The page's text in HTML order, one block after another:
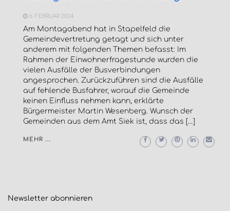
6. FEBRUAR 2024
Am Montagabend hat in Stapelfeld die
Gemeindevertretung getagt und sich unter
anderem mit folgenden Themen befasst: Im
Rahmen der Einwohnerfragestunde wurden die
vielen Ausfälle der Busverbindungen
angesprochen. Zurückzuführen sind die Ausfälle
auf fehlende Busfahrer, worauf die Gemeinde
keinen Einfluss nehmen kann, erklärte
Bürgermeister Martin Wesenberg. Wunsch der
Gemeinden aus dem Amt Siek ist, dass das […]
MEHR ...
Newsletter abonnieren